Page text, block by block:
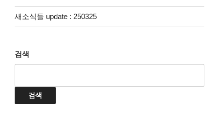
새소식들 update : 250325
검색
검색